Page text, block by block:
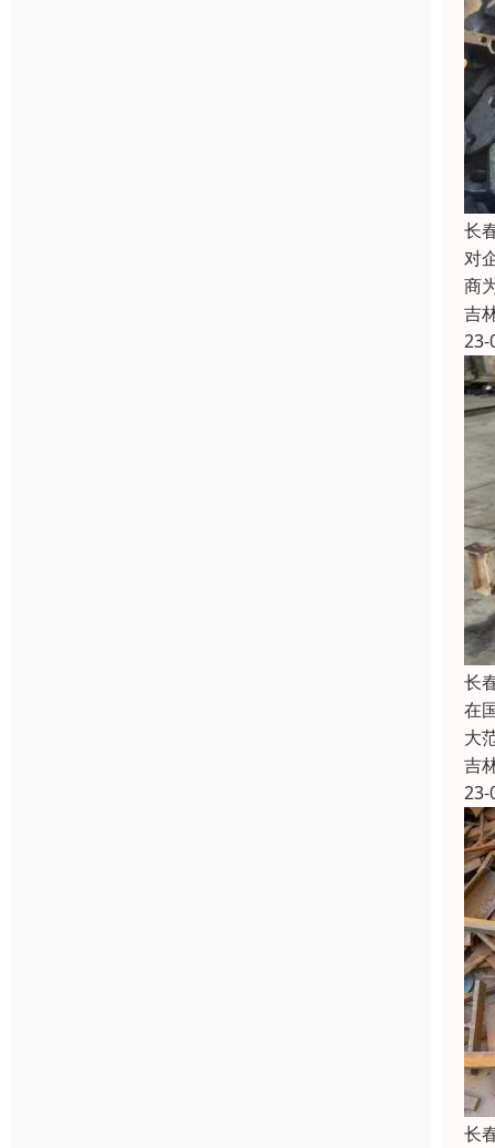
长
对
商
吉
23-
长
在
大
吉
23-
长